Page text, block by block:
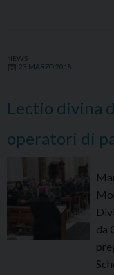
ALLE
SCALE
–
S.E.
MONS.
NEWS
23 MARZO 2018
Lectio divina
operatori di
da